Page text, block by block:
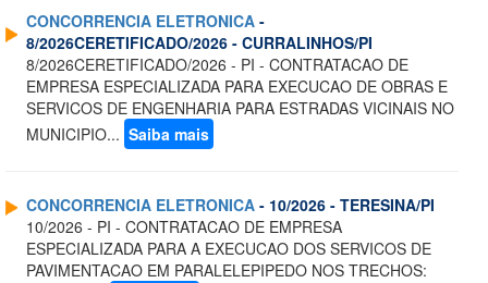
CONCORRENCIA ELETRONICA -
8/2026CERETIFICADO/2026 - CURRALINHOS/PI
8/2026CERETIFICADO/2026 - PI - CONTRATACAO DE
EMPRESA ESPECIALIZADA PARA EXECUCAO DE OBRAS E
SERVICOS DE ENGENHARIA PARA ESTRADAS VICINAIS NO
MUNICIPIO... Saiba mais
CONCORRENCIA ELETRONICA - 10/2026 - TERESINA/PI
10/2026 - PI - CONTRATACAO DE EMPRESA
ESPECIALIZADA PARA A EXECUCAO DOS SERVICOS DE
PAVIMENTACAO EM PARALELEPIPEDO NOS TRECHOS: